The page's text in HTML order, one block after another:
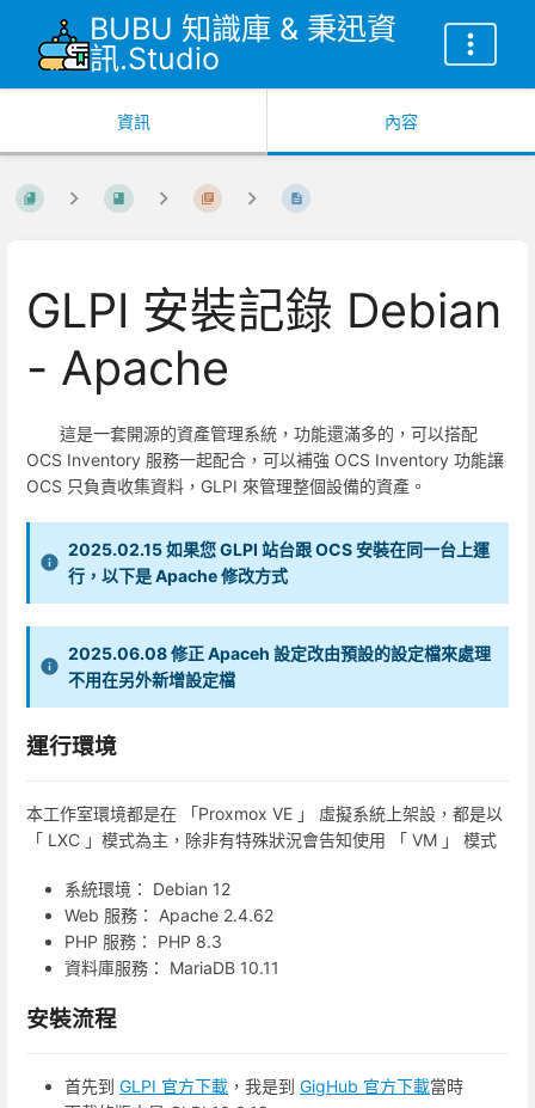
BUBU 知識庫 & 秉迅資
訊.Studio
資訊 內容
GLPI 安裝記錄 Debian
- Apache
這是一套開源的資產管理系統，功能還滿多的，可以搭配
OCS Inventory 服務一起配合，可以補強 OCS Inventory 功能讓
OCS 只負責收集資料，GLPI 來管理整個設備的資產。
2025.02.15 如果您 GLPI 站台跟 OCS 安裝在同一台上運
行，以下是 Apache 修改方式
2025.06.08 修正 Apaceh 設定改由預設的設定檔來處理
不用在另外新增設定檔
運行環境
本工作室環境都是在 「Proxmox VE 」 虛擬系統上架設，都是以
「 LXC 」模式為主，除非有特殊狀況會告知使用 「 VM 」 模式
系統環境： Debian 12
Web 服務： Apache 2.4.62
PHP 服務： PHP 8.3
資料庫服務： MariaDB 10.11
安裝流程
首先到 GLPI 官方下載 ，我是到 GigHub 官方下載當時